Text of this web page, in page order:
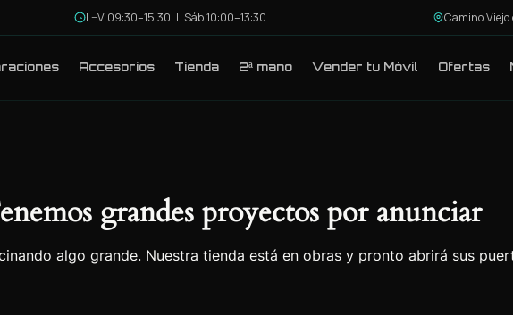
L–V 09:30–15:30 | Sáb 10:00–13:30 Camino Viejo
Accesorios Tienda 2ª mano Vender tu Móvil Ofertas
grandes proyectos por anunciar
algo grande. Nuestra tienda está en obras y pronto abrirá sus